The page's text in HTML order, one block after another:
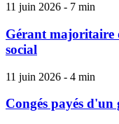
11 juin 2026 - 7 min
Gérant majoritaire
social
11 juin 2026 - 4 min
Congés payés d'un